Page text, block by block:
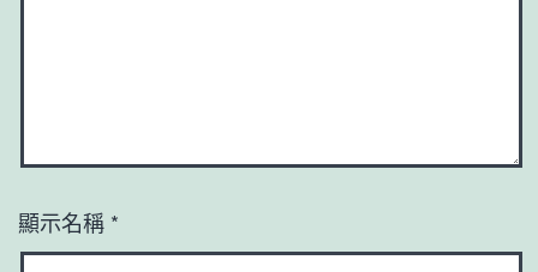
顯示名稱 *